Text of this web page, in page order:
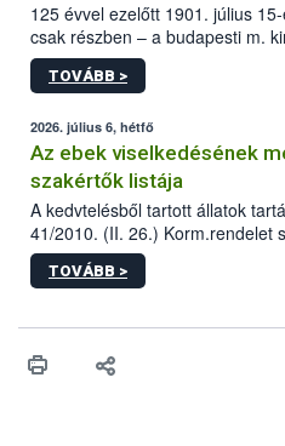
125 évvel ezelőtt 1901. július
csak részben – a budapesti m.
állomás a Kis Rókus utca 15.
tervezett új épületébe.
TOVÁBB >
2026. július 6, hétfő
Az ebek viselkedésének
szakértők listája
A kedvtelésből tartott állatok
41/2010. (II. 26.) Korm.rendelet
sérülés, illetve ennek veszélye
hatósági feladatokat, valamint a
vonni az ebek viselkedésének
TOVÁBB >